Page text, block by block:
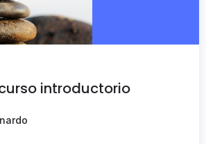
introductorio